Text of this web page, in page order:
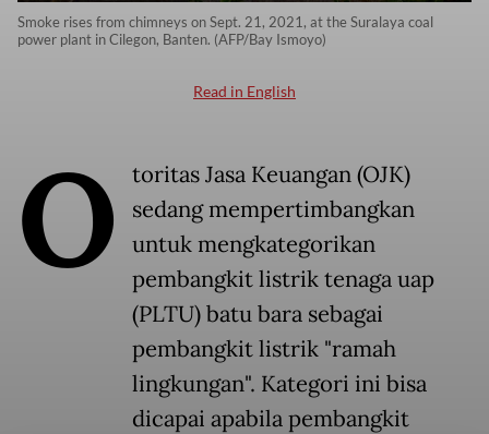
Smoke rises from chimneys on Sept. 21, 2021, at the Suralaya coal
power plant in Cilegon, Banten. (AFP/Bay Ismoyo)
Read in English
O
toritas Jasa Keuangan (OJK)
sedang mempertimbangkan
untuk mengkategorikan
pembangkit listrik tenaga uap
(PLTU) batu bara sebagai
pembangkit listrik "ramah
lingkungan". Kategori ini bisa
dicapai apabila pembangkit